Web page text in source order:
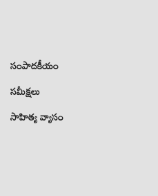
సంపాదకీయం
సమీక్షలు
సాహిత్య వ్యాసం